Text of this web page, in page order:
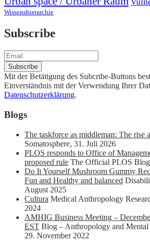
Wissenshierarchie
Subscribe
Mit der Betätigung des Subcribe-Buttons
Einverständnis mit der Verwendung Ihrer
Datenschutzerklärung.
Blogs
The taskforce as middleman: The
Somatosphere, 31. Juli 2026
PLOS responds to Office of
proposed rule The Official PLOS Blog
Do It Yourself Mushroom Gummy
Fun and Healthy and balanced
August 2025
Cultura Medical Anthropology
2024
AMHIG Business Meeting –
EST Blog – Anthropology and
29. November 2022